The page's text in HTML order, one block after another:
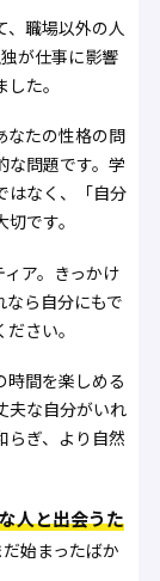
、職場以外の人
が仕事に影響
た。
なたの性格の問
な問題です。学
はなく、「自分
です。
ア。きっかけ
なら自分にもで
さい。
時間を楽しめる
夫な自分がいれ
らぎ、より自然
人と出会うた
始まったばか